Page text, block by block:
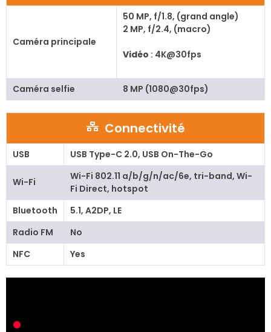
Caméra principale
50 MP, f/1.8, (grand angle)
2 MP, f/2.4, (macro)
Vidéo : 4K@30fps
Caméra selfie 8 MP (1080@30fps)
Connectivité
USB USB Type-C 2.0, USB On-The-Go
Wi-Fi
Wi-Fi 802.11 a/b/g/n/ac/6e, tri-band, Wi-
Fi Direct, hotspot
Bluetooth
5.1, A2DP, LE
Radio FM
No
NFC
Yes